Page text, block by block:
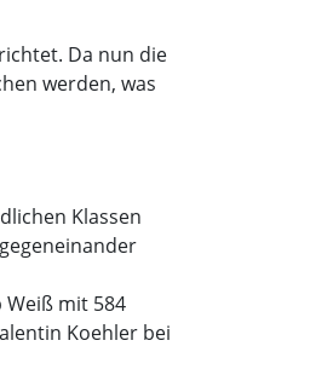
Da nun die
werden, was
Klassen
Weiß mit 584
Koehler bei